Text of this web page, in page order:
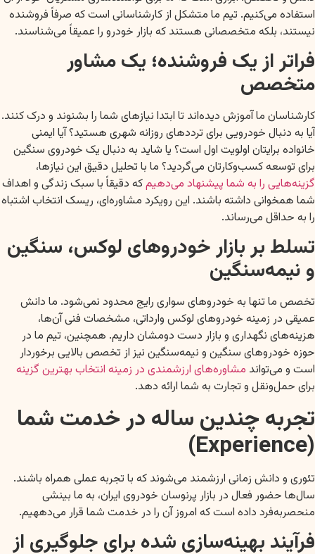
استفاده می‌کنیم. تیم ما متشکل از کارشناسانی است که صرفاً فروشنده
نیستند، بلکه متخصصانی هستند که بازار خودرو را عمیقاً می‌شناسند.
فراتر از یک فروشنده؛ یک مشاور
متخصص
کارشناسان ما آموزش دیده‌اند تا ابتدا نیازهای شما را بشنوند و درک کنند.
آیا به دنبال خودرویی برای ترددهای روزانه شهری هستید؟ آیا ایمنی
خانواده برایتان اولویت اول است؟ یا شاید به دنبال یک خودروی سنگین
برای توسعه کسب‌وکارتان می‌گردید؟ ما با تحلیل دقیق این نیازها،
گزینه‌هایی را به شما پیشنهاد می‌دهیمکه دقیقاً با سبک زندگی و اهداف
شما همخوانی داشته باشند. این رویکرد مشاوره‌ای، ریسک انتخاب اشتباه
را به حداقل می‌رساند.
تسلط بر بازار خودروهای لوکس، سنگین
و نیمه‌سنگین
تخصص ما تنها به خودروهای سواری رایج محدود نمی‌شود. ما دانش
عمیقی در زمینه خودروهای لوکس وارداتی، مشخصات فنی آن‌ها،
هزینه‌های نگهداری و بازار دست دومشان داریم. همچنین، تیم ما در
حوزه خودروهای سنگین و نیمه‌سنگین نیز از تخصص بالایی برخوردار
است و می‌تواند مشاوره‌های ارزشمندی در زمینه انتخاب بهترین گزینه
برای حمل‌ونقل و تجارت به شما ارائه دهد.
تجربه چندین ساله در خدمت شما
(Experience)
تئوری و دانش زمانی ارزشمند می‌شوند که با تجربه عملی همراه باشند.
سال‌ها حضور فعال در بازار پرنوسان خودروی ایران، به ما بینشی
منحصربه‌فرد داده است که امروز آن را در خدمت شما قرار می‌دههیم.
فرآیند بهینه‌سازی شده برای جلوگیری از